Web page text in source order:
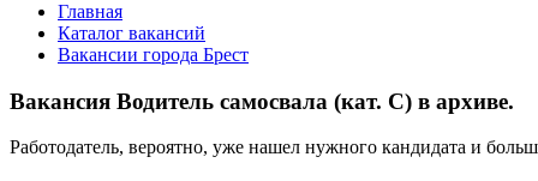
Главная
Каталог вакансий
Вакансии города Брест
Вакансия Водитель самосвала (кат. С) в архиве.
Работодатель, вероятно, уже нашел нужного кандидата и